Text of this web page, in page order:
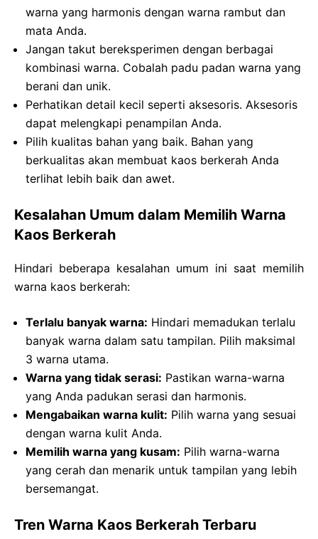
warna yang harmonis dengan warna rambut dan
mata Anda.
Jangan takut bereksperimen dengan berbagai
kombinasi warna. Cobalah padu padan warna yang
berani dan unik.
Perhatikan detail kecil seperti aksesoris. Aksesoris
dapat melengkapi penampilan Anda.
Pilih kualitas bahan yang baik. Bahan yang
berkualitas akan membuat kaos berkerah Anda
terlihat lebih baik dan awet.
Kesalahan Umum dalam Memilih Warna
Kaos Berkerah
Hindari beberapa kesalahan umum ini saat memilih
warna kaos berkerah:
Terlalu banyak warna: Hindari memadukan terlalu
banyak warna dalam satu tampilan. Pilih maksimal
3 warna utama.
Warna yang tidak serasi: Pastikan warna-warna
yang Anda padukan serasi dan harmonis.
Mengabaikan warna kulit: Pilih warna yang sesuai
dengan warna kulit Anda.
Memilih warna yang kusam: Pilih warna-warna
yang cerah dan menarik untuk tampilan yang lebih
bersemangat.
Tren Warna Kaos Berkerah Terbaru